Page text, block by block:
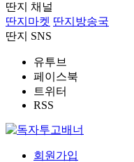
딴지 채널
딴지마켓 딴지방송국
딴지 SNS
유투브
페이스북
트위터
RSS
회원가입